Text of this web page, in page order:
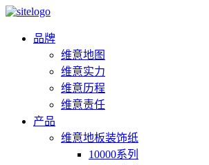
品牌
维意地图
维意实力
维意历程
维意责任
产品
维意地板装饰纸
10000系列